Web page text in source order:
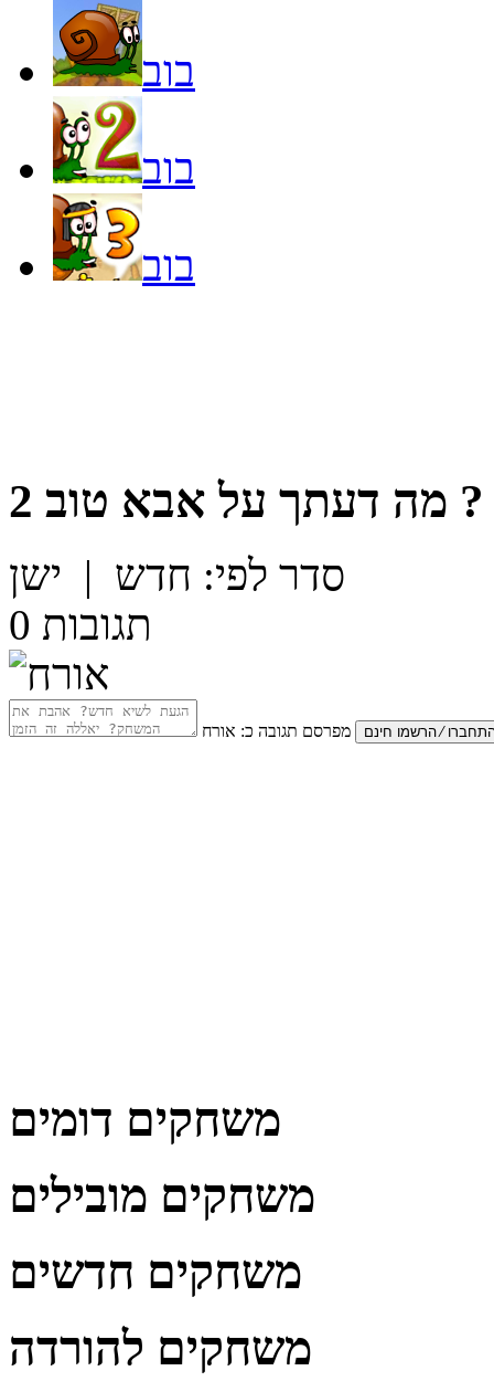
בוב
בוב
בוב
מה דעתך על אבא טוב 2 ?
סדר לפי: חדש | ישן
0 תגובות
מפרסם תגובה כ: אורח
משחקים דומים
משחקים מובילים
משחקים חדשים
משחקים להורדה